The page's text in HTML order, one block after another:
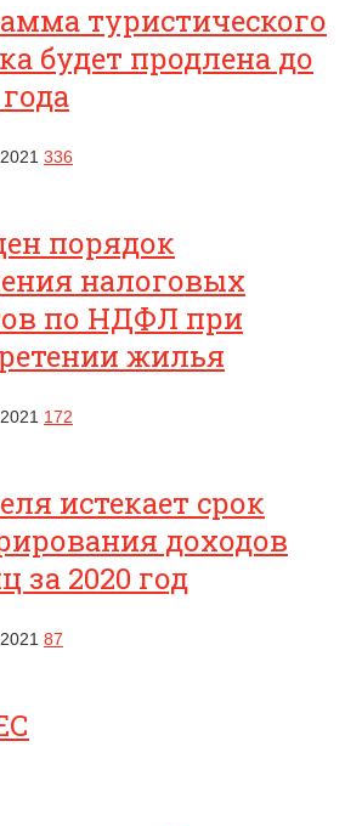
туристического
будет продлена до
336
порядок
налоговых
по НДФЛ при
жилья
172
истекает срок
доходов
за 2020 год
87